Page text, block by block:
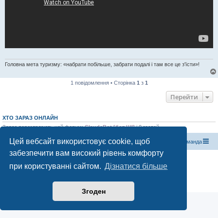
Цей вебсайт використовує cookie, щоб
забезпечити вам високий рівень комфорту
при користуванні сайтом. Дізнатися більше
Згоден
Головна мета туризму: «набрати побільше, забрати подалі і там все це з'їсти»!
1 повідомлення • Сторінка 1 з 1
Перейти
ХТО ЗАРАЗ ОНЛАЙН
Зараз переглядають цей форум:ClaudeBot [бот ШІ]і 0 гостей
Магазин спорядження Туристичний форум «Рюкзак» Команда
Працює на phpBB® Forum Software © phpBB Limited
Конфіденційність| Умови